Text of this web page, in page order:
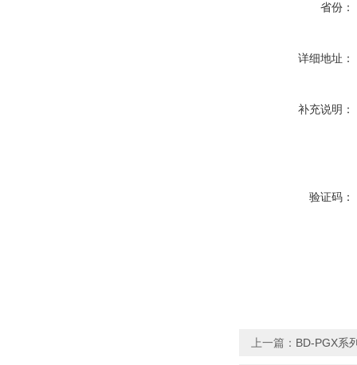
省份：
详细地址：
补充说明：
验证码：
上一篇： BD-PGX系